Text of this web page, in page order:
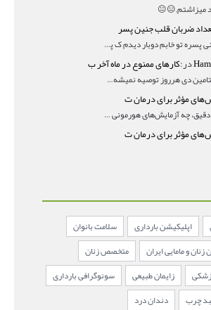
میزاشتم,,😑😐
ضربان قلب جنین پسر
مال من ۱۶۸بود و نینی پسره تو خابم دوبار دیدم ک پسره
در:کارهای ممنوع در ماه آخر ب
سلام مگه مصرف ویتامین دی هرروز توصیه نمیشه؟درمقاله میگه
مؤثر برای درمان ت
سلام برای تشخیص دقیق، چه آزمایش‌های هورمونی و چه سونوگر
مؤثر برای درمان ت
اپلیکیشن بارداری
سلامت بانوان
و مامایی ایران
متخصص زنان
زایمان طبیعی
سونوگرافی بارداری
چرب
دندان درد